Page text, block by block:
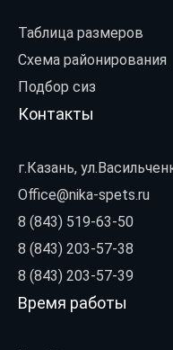
Таблица размеров
Схема районирования
Подбор сиз
Контакты
г.Казань,
Office@nika-spets.ru
8 (843) 519-63-50
8 (843) 203-57-38
8 (843) 203-57-39
Время работы